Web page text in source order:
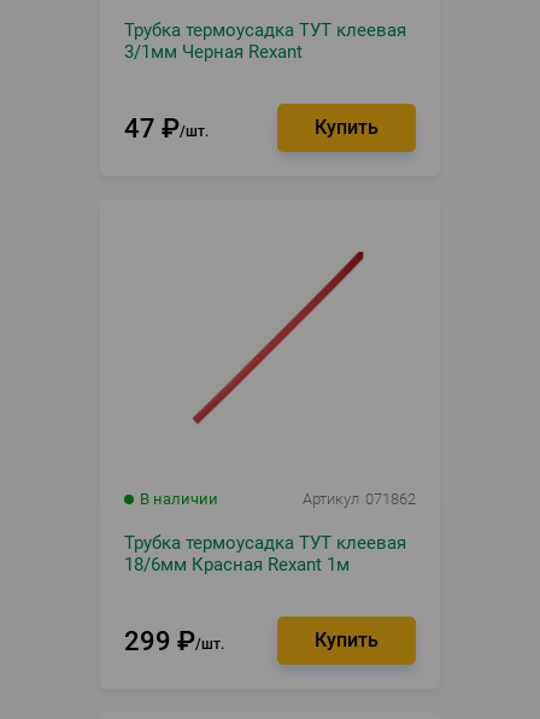
Трубка термоусадка ТУТ клеевая
3/1мм Черная Rexant
47 ₽ шт.
В наличии Артикул 071862
Трубка термоусадка ТУТ клеевая
18/6мм Красная Rexant 1м
299 ₽ шт.